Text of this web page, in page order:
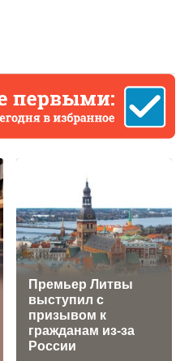
Премьер Литвы
выступил с
призывом к
гражданам из-за
России